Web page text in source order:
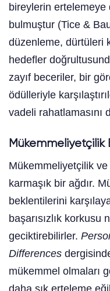
bireylerin ertelemeye
bulmuştur (Tice &
düzenleme, dürtüleri
hedefler
zayıf beceriler, bir
ödülleriyle
vadeli rahatlamasını
Mükemmeliyetçilik
Mükemmeliyetçilik
karmaşık bir ağdır.
beklentilerini
başarısızlık korkusu
geciktirebilirler.
Differences
mükemmel olmaları
daha sık erteleme